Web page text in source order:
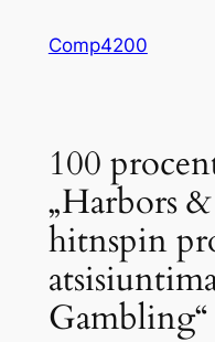
Comp4200
100
„Harbors
hitnspin